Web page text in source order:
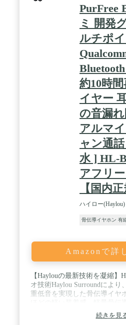
PurFree
ミ 開発
ルチポ
約10時
イヤー
の音漏
アルマ
ャン通
水 ] HL-
アフリ
【国内正
ハイロー(Haylou)
骨伝導イヤホン 有
Amazonで詳
【Haylouの最新技術を凝縮】
オ技術Haylou Surroundにより
重低音を実現した骨伝導イヤ
量。運動時やテレワーク、家
がら、さまざまなシーンでの
続きを見